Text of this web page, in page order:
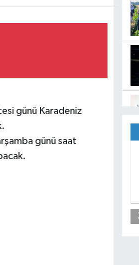
günü Karadeniz
günü saat